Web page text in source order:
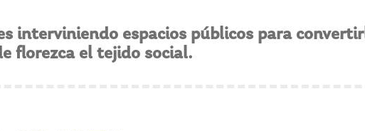
interviniendo espacios públicos para
florezca el tejido social.